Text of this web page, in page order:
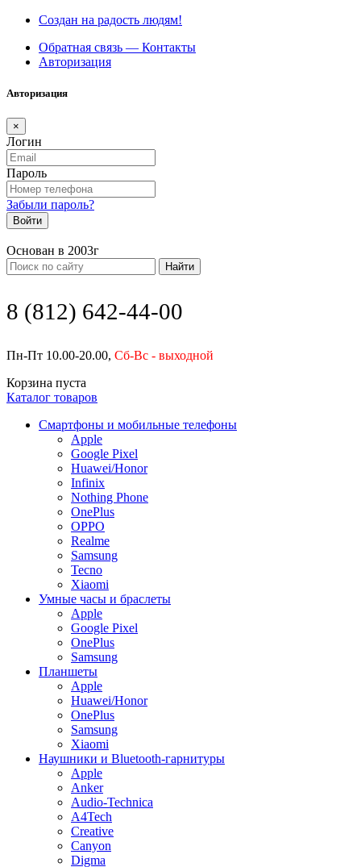
Создан на радость людям!
Обратная связь — Контакты
Авторизация
Авторизация
×
Логин
Пароль
Забыли пароль?
Войти
Основан в 2003г
Найти
8 (812) 642-44-00
Пн-Пт 10.00-20.00, Сб-Вс - выходной
Корзина пуста
Каталог товаров
Смартфоны и мобильные телефоны
Apple
Google Pixel
Huawei/Honor
Infinix
Nothing Phone
OnePlus
OPPO
Realme
Samsung
Tecno
Xiaomi
Умные часы и браслеты
Apple
Google Pixel
OnePlus
Samsung
Планшеты
Apple
Huawei/Honor
OnePlus
Samsung
Xiaomi
Наушники и Bluetooth-гарнитуры
Apple
Anker
Audio-Technica
A4Tech
Creative
Canyon
Digma